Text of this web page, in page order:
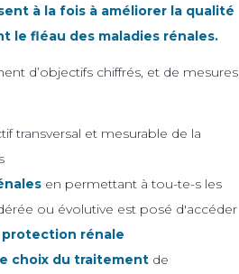
à la fois à améliorer la qualité
le fléau des maladies rénales.
d’objectifs chiffrés, et de mesures
transversal et mesurable de la
en permettant à tou-te-s les
ou évolutive est posé d'accéder
rénale
choix du traitement de